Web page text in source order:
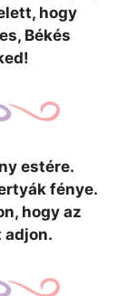
hogy
Békés
estére.
fénye.
hogy az
adjon.